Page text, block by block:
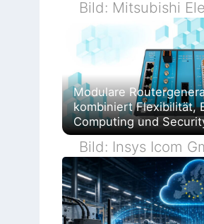
Bild: Mitsubishi
Modulare
kombiniert Flexibilität,
Computing und
Bild: Insys Icom